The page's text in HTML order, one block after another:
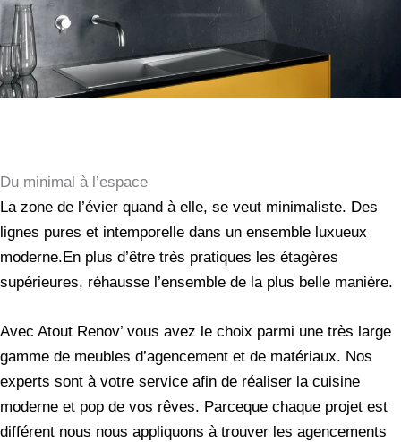
Du minimal à l’espace
La zone de l’évier quand à elle, se veut minimaliste. Des
lignes pures et intemporelle dans un ensemble luxueux
moderne.En plus d’être très pratiques les étagères
supérieures, réhausse l’ensemble de la plus belle manière.
Avec Atout Renov’ vous avez le choix parmi une très large
gamme de meubles d’agencement et de matériaux. Nos
experts sont à votre service afin de réaliser la cuisine
moderne et pop de vos rêves. Parceque chaque projet est
différent nous nous appliquons à trouver les agencements